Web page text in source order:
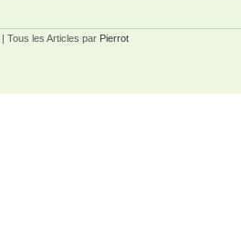
| Tous les Articles par Pierrot